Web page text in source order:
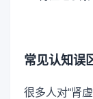
常见认知误
很多人对“肾